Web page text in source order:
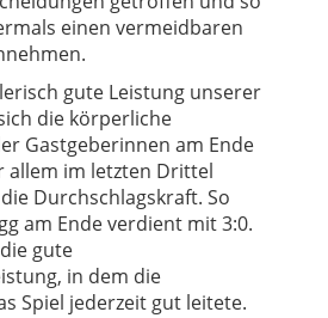
einen vermeidbaren
gute Leistung unserer
die körperliche
Gastgeberinnen am Ende
allem im letzten Drittel
Durchschlagskraft. So
am Ende verdient mit 3:0.
gute
in dem die
Spiel jederzeit gut leitete.